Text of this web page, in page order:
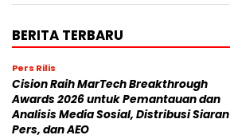
BERITA TERBARU
Pers Rilis
Cision Raih MarTech Breakthrough
Awards 2026 untuk Pemantauan dan
Analisis Media Sosial, Distribusi Siaran
Pers, dan AEO